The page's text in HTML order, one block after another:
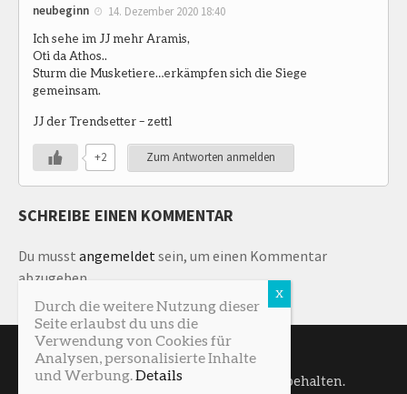
neubeginn 14. Dezember 2020 18:40
Ich sehe im JJ mehr Aramis,
Oti da Athos..
Sturm die Musketiere…erkämpfen sich die Siege
gemeinsam.
JJ der Trendsetter – zettl
+2 Zum Antworten anmelden
SCHREIBE EINEN KOMMENTAR
Du musst angemeldetsein, um einen Kommentar
abzugeben.
SturmNetz © 2026. Alle Rechte vorbehalten.
Durch die weitere Nutzung dieser
Seite erlaubst du uns die
Verwendung von Cookies für
Analysen, personalisierte Inhalte
und Werbung.Details